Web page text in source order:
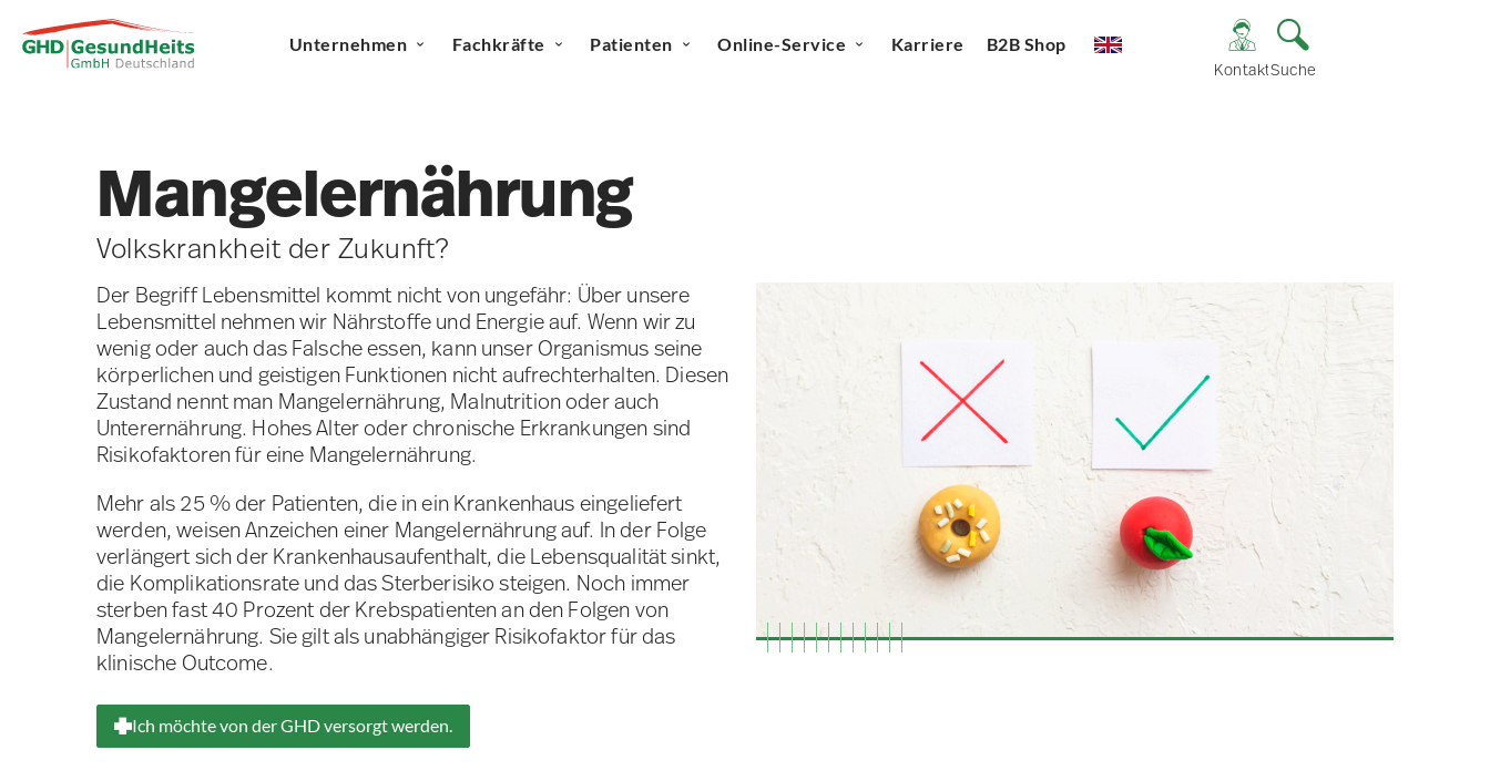
Unternehmen Fachkräfte Patienten Online-Service Karriere B2B Shop
KontaktSuche
Mangelernährung
Volkskrankheit der Zukunft?
Der Begriff Lebensmittel kommt nicht von ungefähr: Über unsere
Lebensmittel nehmen wir Nährstoffe und Energie auf. Wenn wir zu
wenig oder auch das Falsche essen, kann unser Organismus seine
körperlichen und geistigen Funktionen nicht aufrechterhalten. Diesen
Zustand nennt man Mangelernährung, Malnutrition oder auch
Unterernährung. Hohes Alter oder chronische Erkrankungen sind
Risikofaktoren für eine Mangelernährung.
Mehr als 25 % der Patienten, die in ein Krankenhaus eingeliefert
werden, weisen Anzeichen einer Mangelernährung auf. In der Folge
verlängert sich der Krankenhausaufenthalt, die Lebensqualität sinkt,
die Komplikationsrate und das Sterberisiko steigen. Noch immer
sterben fast 40 Prozent der Krebspatienten an den Folgen von
Mangelernährung. Sie gilt als unabhängiger Risikofaktor für das
klinische Outcome.
Ich möchte von der GHD versorgt werden.